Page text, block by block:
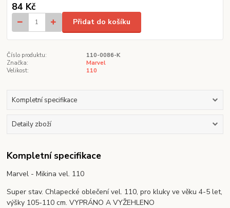
84 Kč
Přidat do košíku
Číslo produktu:
110-0086-K
Značka:
Marvel
Velikost:
110
Kompletní specifikace
Detaily zboží
Kompletní specifikace
Marvel - Mikina vel. 110
Super stav. Chlapecké oblečení vel. 110, pro kluky ve věku 4-5 let,
výšky 105-110 cm. VYPRÁNO A VYŽEHLENO